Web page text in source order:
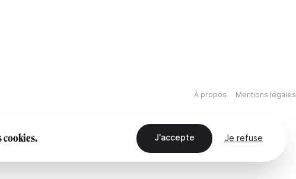
À propos Mentions légales
cookies. J'accepte Je refuse